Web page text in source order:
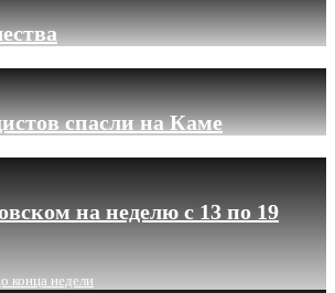
спасли на Каме
на неделю с 13 по 19
конца недели